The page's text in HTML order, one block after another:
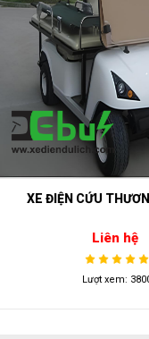
sống khi cần thiết.Xe
phối chính hãng duy
XE ĐIỆN CỨU
Liên hệ
Lượt xem: 3800